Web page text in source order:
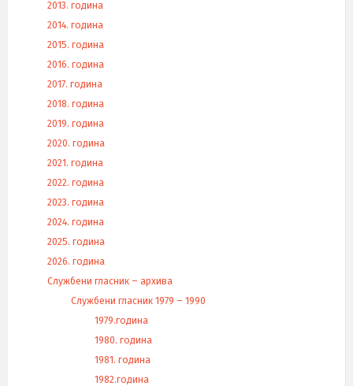
2013. година
2014. година
2015. година
2016. година
2017. година
2018. година
2019. година
2020. година
2021. година
2022. година
2023. година
2024. година
2025. година
2026. година
Службени гласник – архива
Службени гласник 1979 – 1990
1979.година
1980. година
1981. година
1982.година